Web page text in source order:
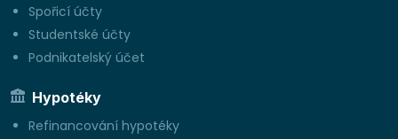
Spořicí účty
Studentské účty
Podnikatelský účet
Hypotéky
Refinancování hypotéky